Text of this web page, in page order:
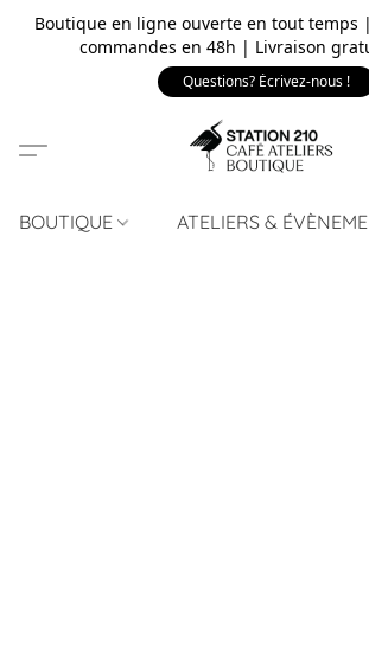
Boutique en ligne ouverte en tout temps
commandes en 48h | Livraison
Questions? Écrivez-nous !
BOUTIQUE ATELIERS &